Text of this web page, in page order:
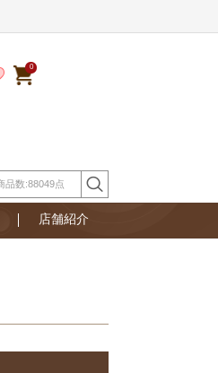
0
店舗紹介